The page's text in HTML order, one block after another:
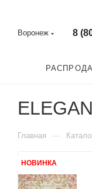
Воронеж 8
Главная —
НОВИНКА